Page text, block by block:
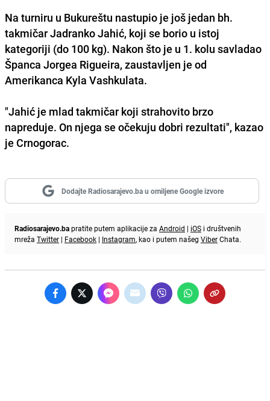
Na turniru u Bukureštu nastupio je još jedan bh.
takmičar Jadranko Jahić, koji se borio u istoj
kategoriji (do 100 kg). Nakon što je u 1. kolu savladao
Španca Jorgea Rigueira, zaustavljen je od
Amerikanca Kyla Vashkulata.
"Jahić je mlad takmičar koji strahovito brzo
napreduje. On njega se očekuju dobri rezultati", kazao
je Crnogorac.
Dodajte Radiosarajevo.ba u omiljene Google izvore
Radiosarajevo.bapratite putem aplikacije za Android | iOS i društvenih
mreža Twitter | Facebook | Instagram, kao i putem našeg ViberChata.